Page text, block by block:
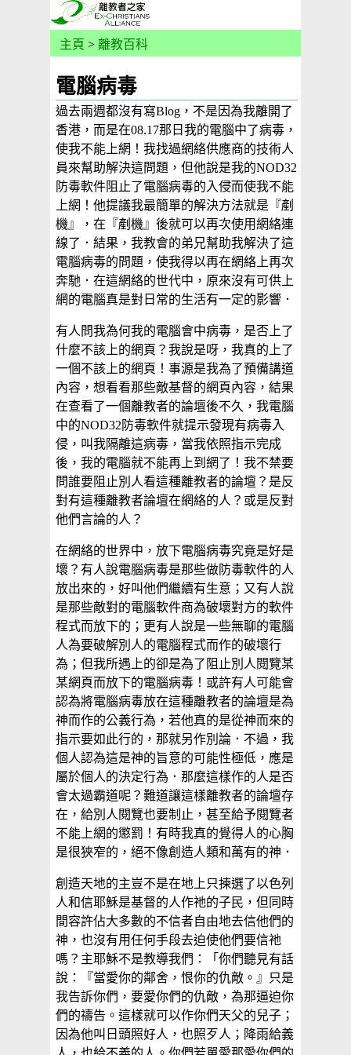
主頁 > 離教百科
電腦病毒
過去兩週都沒有寫Blog，不是因為我離開了
香港，而是在08.17那日我的電腦中了病毒，
使我不能上網！我找過網絡供應商的技術人
員來幫助解決這問題，但他說是我的NOD32
防毒軟件阻止了電腦病毒的入侵而使我不能
上網！他提議我最簡單的解決方法就是『剷
機』，在『剷機』後就可以再次使用網絡連
線了．結果，我教會的弟兄幫助我解決了這
電腦病毒的問題，使我得以再在網絡上再次
奔馳．在這網絡的世代中，原來沒有可供上
網的電腦真是對日常的生活有一定的影響．
有人問我為何我的電腦會中病毒，是否上了
什麼不該上的網頁？我說是呀，我真的上了
一個不該上的網頁！事源是我為了預備講道
內容，想看看那些敵基督的網頁內容，結果
在查看了一個離教者的論壇後不久，我電腦
中的NOD32防毒軟件就提示發現有病毒入
侵，叫我隔離這病毒，當我依照指示完成
後，我的電腦就不能再上到網了！我不禁要
問誰要阻止別人看這種離教者的論壇？是反
對有這種離教者論壇在網絡的人？或是反對
他們言論的人？
在網絡的世界中，放下電腦病毒究竟是好是
壞？有人說電腦病毒是那些做防毒軟件的人
放出來的，好叫他們繼續有生意；又有人說
是那些敵對的電腦軟件商為破壞對方的軟件
程式而放下的；更有人說是一些無聊的電腦
人為要破解別人的電腦程式而作的破壞行
為；但我所遇上的卻是為了阻止別人閱覽某
某網頁而放下的電腦病毒！或許有人可能會
認為將電腦病毒放在這種離教者的論壇是為
神而作的公義行為，若他真的是從神而來的
指示要如此行的，那就另作別論．不過，我
個人認為這是神的旨意的可能性極低，應是
屬於個人的決定行為．那麼這樣作的人是否
會太過霸道呢？難道讓這樣離教者的論壇存
在，給別人閱覽也要制止，甚至給予閱覽者
不能上網的懲罰！有時我真的覺得人的心胸
是很狹窄的，絕不像創造人類和萬有的神．
創造天地的主豈不是在地上只揀選了以色列
人和信耶穌是基督的人作祂的子民，但同時
間容許佔大多數的不信者自由地去信他們的
神，也沒有用任何手段去迫使他們要信祂
嗎？主耶穌不是教導我們：「你們聽見有話
說：『當愛你的鄰舍，恨你的仇敵。』只是
我告訴你們，要愛你們的仇敵，為那逼迫你
們的禱告。這樣就可以作你們天父的兒子；
因為他叫日頭照好人，也照歹人；降雨給義